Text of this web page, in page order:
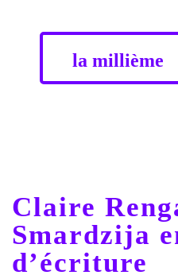
la millième
Claire
Smardzija
d’écriture